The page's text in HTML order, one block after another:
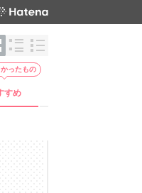
すめ
ったもの